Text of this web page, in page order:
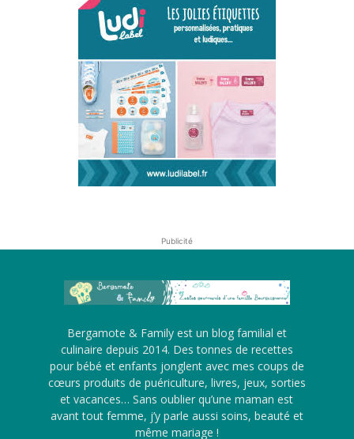
Publicité
Bergamote & Family est un blog familial et
culinaire depuis 2014. Des tonnes de recettes
pour bébé et enfants jonglent avec mes coups de
cœurs produits de puériculture, livres, jeux, sorties
et vacances… Sans oublier qu’une maman est
avant tout femme, j’y parle aussi soins, beauté et
même mariage !